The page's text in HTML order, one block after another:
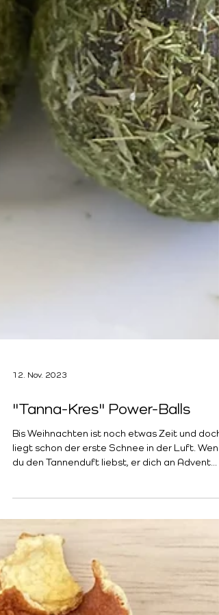
12. Nov. 2023
"Tanna-Kres" Power-Balls
Bis Weihnachten ist noch etwas Zeit und doch